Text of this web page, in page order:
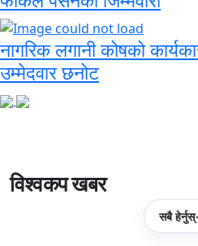
नागरिक लगानी कोषको
उम्मेदवार छनोट
विश्वकप खबर
सबै हेर्नुस्